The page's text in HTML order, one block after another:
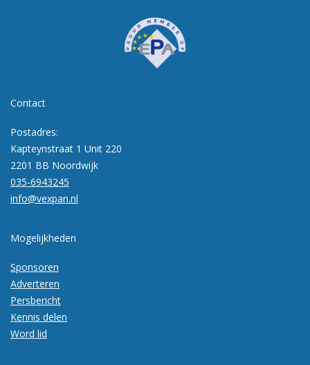
Contact
Postadres:
Kapteynstraat 1 Unit 220
2201 BB Noordwijk
035-6943245
info@vexpan.nl
Mogelijkheden
Sponsoren
Adverteren
Persbericht
Kennis delen
Word lid